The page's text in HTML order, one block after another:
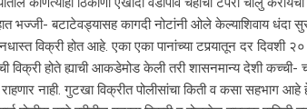
भज्जी- बटाटेवड्यासह कागदी नोटांनी ओले केल्याशिवाय
विक्री होत आहे. एका एका पानांच्या टपर्‍यातून दर दिवशी
विक्री होते ह्याची आकडेमोड केली तरी शासनमान्य देशी
नाही. गुटखा विक्रीत पोलीसांचा किती व कसा सहभाग